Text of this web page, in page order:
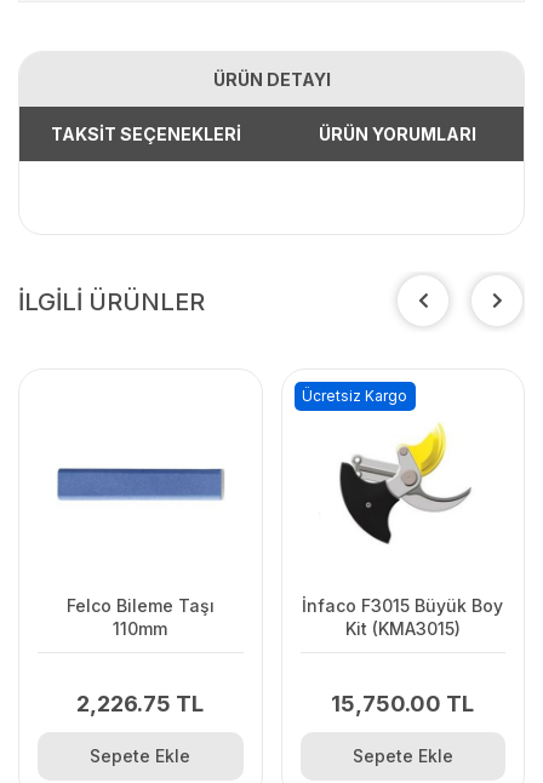
ÜRÜN DETAYI
TAKSİT SEÇENEKLERİ ÜRÜN YORUMLARI
İLGİLİ ÜRÜNLER
Felco Bileme Taşı
110mm
2,226.75 TL
Sepete Ekle
İnfaco F3015 Büyük Boy
Kit (KMA3015)
15,750.00 TL
Ücretsiz Kargo
Sepete Ekle